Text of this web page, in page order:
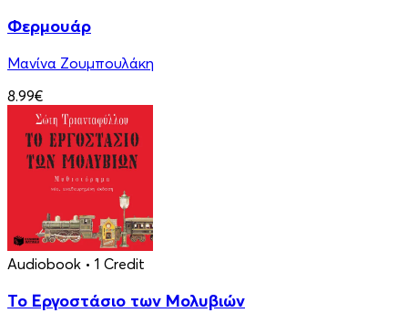
Φερμουάρ
Μανίνα Ζουμπουλάκη
8.99€
Audiobook • 1 Credit
Το Εργοστάσιο των Μολυβιών